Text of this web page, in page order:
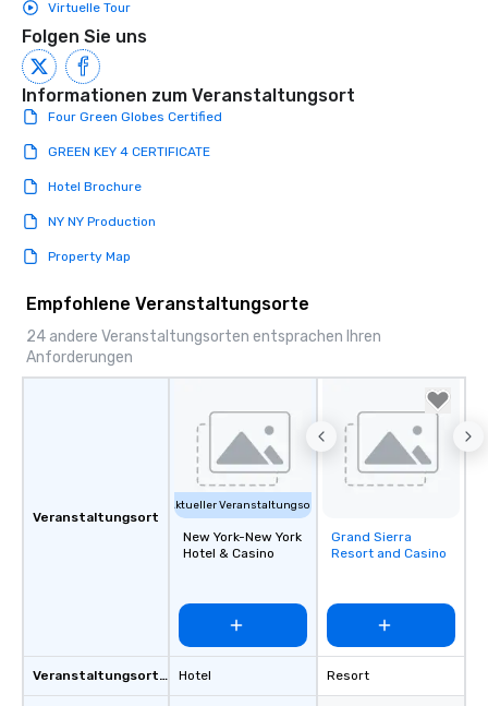
Virtuelle Tour
Folgen Sie uns
Informationen zum Veranstaltungsort
Four Green Globes Certified
GREEN KEY 4 CERTIFICATE
Hotel Brochure
NY NY Production
Property Map
Empfohlene Veranstaltungsorte
24 andere Veranstaltungsorten entsprachen Ihren
Anforderungen
Veranstaltungsort
Veranstaltungsortstyp
Aktueller Veranstaltungsort
New York-New York
Hotel & Casino
Hotel
Removed from
favorites
Grand Sierra
Resort and Casino
Resort